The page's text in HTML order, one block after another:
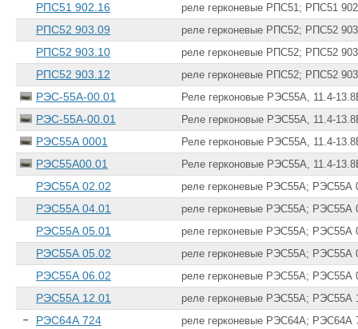
РПС51 902.16 реле герконевые РПС51; РПС51
РПС52 903.09 реле герконевые РПС52; РПС52
РПС52 903.10 реле герконевые РПС52; РПС52
РПС52 903.12 реле герконевые РПС52; РПС52
РЭС-55А-00.01 Реле герконовые РЭС55А, 11.4-
РЭС-55А-00.01 Реле герконовые РЭС55А, 11.4-
РЭС55А 0001 Реле герконовые РЭС55А, 11.4-
РЭС55А00.01 Реле герконовые РЭС55А, 11.4-
РЭС55А 02.02 реле герконевые РЭС55А; РЭС55А
РЭС55А 04.01 реле герконевые РЭС55А; РЭС55А
РЭС55А 05.01 реле герконевые РЭС55А; РЭС55А
РЭС55А 05.02 реле герконевые РЭС55А; РЭС55А
РЭС55А 06.02 реле герконевые РЭС55А; РЭС55А
РЭС55А 12.01 реле герконевые РЭС55А; РЭС55А
РЭС64А 724 реле герконевые РЭС64А; РЭС64А